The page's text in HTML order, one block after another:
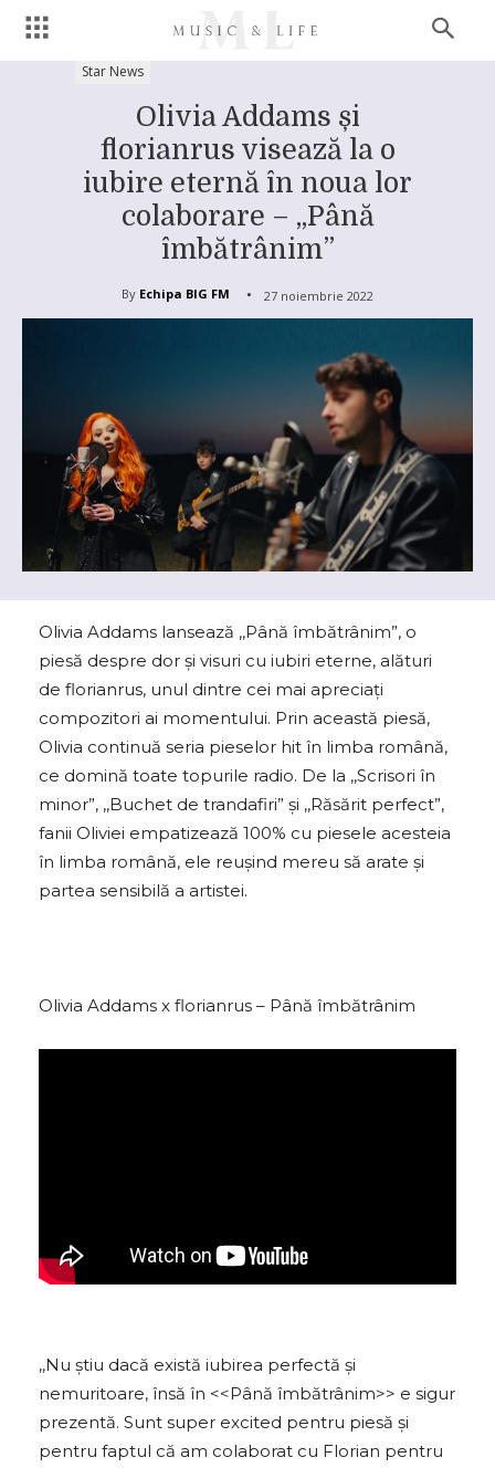
Star News
Olivia Addams și
florianrus visează la o
iubire eternă în noua lor
colaborare – ,,Până
îmbătrânim”
By Echipa BIG FM 27 noiembrie 2022
Olivia Addams lansează ,,Până îmbătrânim”, o
piesă despre dor și visuri cu iubiri eterne, alături
de florianrus, unul dintre cei mai apreciați
compozitori ai momentului. Prin această piesă,
Olivia continuă seria pieselor hit în limba română,
ce domină toate topurile radio. De la ,,Scrisori în
minor”, ,,Buchet de trandafiri” și ,,Răsărit perfect”,
fanii Oliviei empatizează 100% cu piesele acesteia
în limba română, ele reușind mereu să arate și
partea sensibilă a artistei.
Olivia Addams x florianrus – Până îmbătrânim
,,Nu știu dacă există iubirea perfectă și
nemuritoare, însă în <<Până îmbătrânim>> e sigur
prezentă. Sunt super excited pentru piesă și
pentru faptul că am colaborat cu Florian pentru